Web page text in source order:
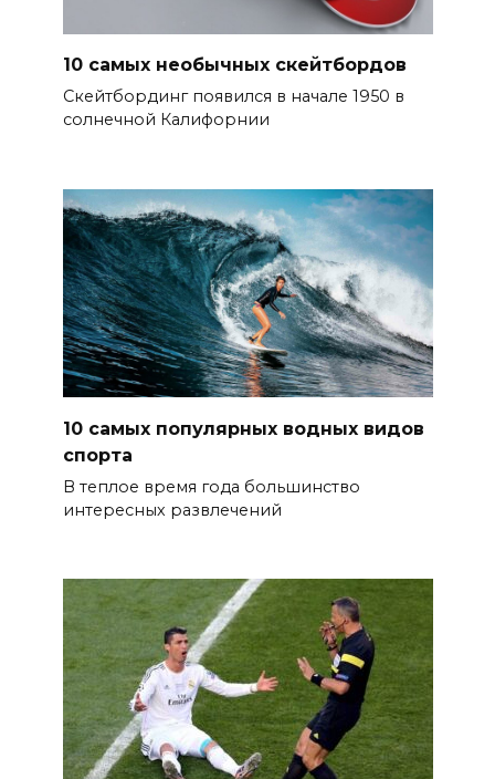
10 самых необычных скейтбордов
Скейтбординг появился в начале 1950 в
солнечной Калифорнии
10 самых популярных водных видов
спорта
В теплое время года большинство
интересных развлечений